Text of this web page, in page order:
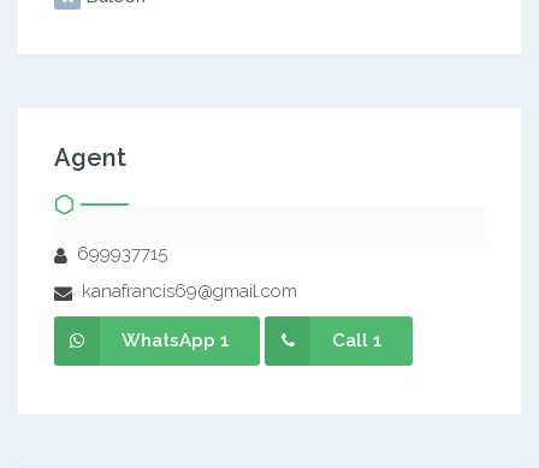
Agent
699937715
kanafrancis69@gmail.com
WhatsApp 1 Call 1